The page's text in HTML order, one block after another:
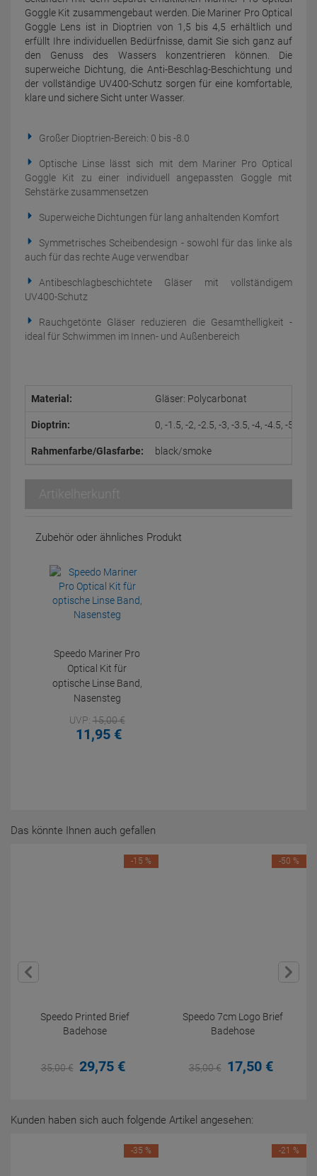
Goggle Kit zusammengebaut werden. Die Mariner Pro Optical
Goggle Lens ist in Dioptrien von 1,5 bis 4,5 erhältlich und
erfüllt Ihre individuellen Bedürfnisse, damit Sie sich ganz auf
den Genuss des Wassers konzentrieren können. Die
superweiche Dichtung, die Anti-Beschlag-Beschichtung und
der vollständige UV400-Schutz sorgen für eine komfortable,
klare und sichere Sicht unter Wasser.
Großer Dioptrien-Bereich: 0 bis -8.0
Optische Linse lässt sich mit dem Mariner Pro Optical
Goggle Kit zu einer individuell angepassten Goggle mit
Sehstärke zusammensetzen
Superweiche Dichtungen für lang anhaltenden Komfort
Symmetrisches Scheibendesign - sowohl für das linke als
auch für das rechte Auge verwendbar
Antibeschlagbeschichtete Gläser mit vollständigem
UV400-Schutz
Rauchgetönte Gläser reduzieren die Gesamthelligkeit -
ideal für Schwimmen im Innen- und Außenbereich
Material: Gläser: Polycarbonat
Dioptrin: 0, -1.5, -2, -2.5, -3, -3.5, -4, -4.5, -5, -
Rahmenfarbe/Glasfarbe: black/smoke
Artikelherkunft
Zubehör oder ähnliches Produkt
Speedo Mariner Pro
Optical Kit für
optische Linse Band,
Nasensteg
UVP:15,00€
11,95 €
Das könnte Ihnen auch gefallen
Speedo Printed Brief
Badehose
35,00€ 29,75 €
-15 %
Speedo 7cm Logo Brief
Badehose
35,00€ 17,50 €
-50 %
Kunden haben sich auch folgende Artikel angesehen:
-35 % -21 %